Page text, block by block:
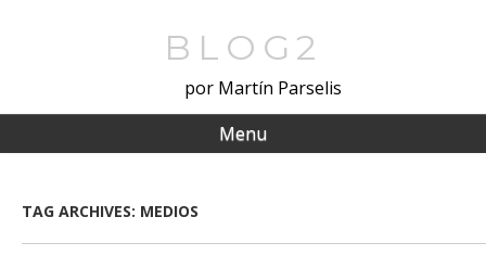
BLOG2
por Martín Parselis
Menu
TAG ARCHIVES: MEDIOS